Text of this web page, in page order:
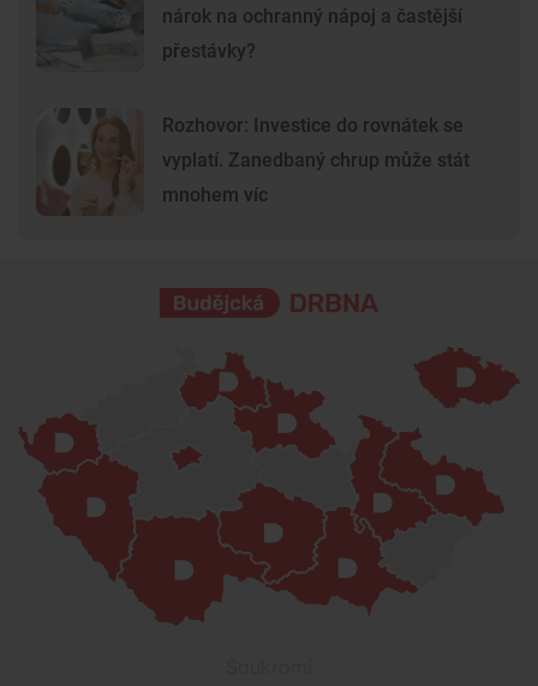
nárok na ochranný nápoj a častější
přestávky?
Rozhovor: Investice do rovnátek se
vyplatí. Zanedbaný chrup může stát
mnohem víc